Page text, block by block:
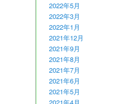
2022年5月
2022年3月
2022年1月
2021年12月
2021年9月
2021年8月
2021年7月
2021年6月
2021年5月